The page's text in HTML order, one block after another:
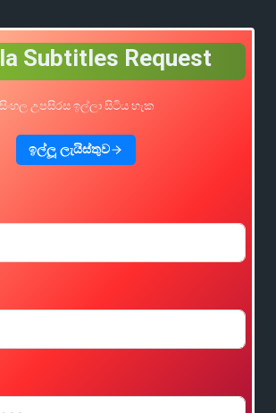
Subtitles Request
උපසිරස ඉල්ලා සිටිය හැක
ඉල්ලූ ලැයිස්තුව